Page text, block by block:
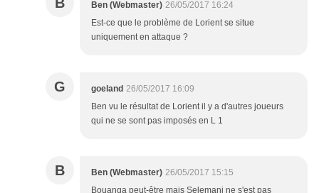
Ben (Webmaster) 26/05/2017 16:24
Est-ce que le problème de Lorient se situe
uniquement en attaque ?
G goeland 26/05/2017 16:09
Ben vu le résultat de Lorient il y a d'autres joueurs
qui ne se sont pas imposés en L 1
B Ben (Webmaster) 26/05/2017 15:15
Bouanga peut-être mais Selemani ne s'est pas